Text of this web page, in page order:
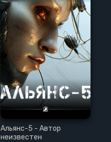
Альянс-5 - Автор
неизвестен